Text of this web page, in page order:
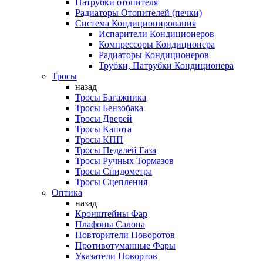
Патрубки отопителя
Радиаторы Отопителей (печки)
Система Кондиционирования
Испарители Кондиционеров
Компрессоры Кондиционера
Радиаторы Кондиционеров
Трубки, Патрубки Кондиционера
Тросы
назад
Тросы Багажника
Тросы Бензобака
Тросы Дверей
Тросы Капота
Тросы КПП
Тросы Педалей Газа
Тросы Ручных Тормазов
Тросы Спидометра
Тросы Сцепления
Оптика
назад
Кронштейны Фар
Плафоны Салона
Повторители Поворотов
Противотуманные Фары
Указатели Повортов